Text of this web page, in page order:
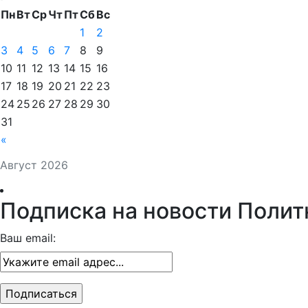
Август 2026
ПнВтСрЧтПтСбВс
«
1
2
3
4 5 6 7 8
9
10 11 12 13 14 15 16
17 18 19 20 21 22 23
24 25 26 27 28 29 30
31
Подписка на новости
Ваш email: